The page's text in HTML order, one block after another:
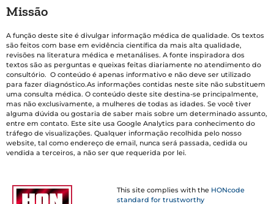
Missão
A função deste site é divulgar informação médica de qualidade. Os textos
são feitos com base em evidência científica da mais alta qualidade,
revisões na literatura médica e metanálises. A fonte inspiradora dos
textos são as perguntas e queixas feitas diariamente no atendimento do
consultório. O conteúdo é apenas informativo e não deve ser utilizado
para fazer diagnóstico.As informações contidas neste site não substituem
uma consulta médica. O conteúdo deste site destina-se principalmente,
mas não exclusivamente, a mulheres de todas as idades. Se você tiver
alguma dúvida ou gostaria de saber mais sobre um determinado assunto,
entre em contato. Este site usa Google Analytics para conhecimento do
tráfego de visualizações. Qualquer informação recolhida pelo nosso
website, tal como endereço de email, nunca será passada, cedida ou
vendida a terceiros, a não ser que requerida por lei.
This site complies with the HONcode
standard for trustworthy